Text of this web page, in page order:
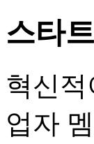
스타
혁신
업자